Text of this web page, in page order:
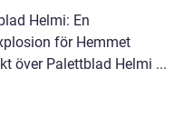
Helmi: En
för Hemmet
Översikt över Palettblad Helmi ...